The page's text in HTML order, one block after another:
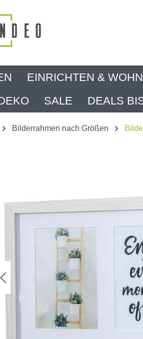
EINRICHTEN &
SALE DEALS
Bilderrahmen nach Größen